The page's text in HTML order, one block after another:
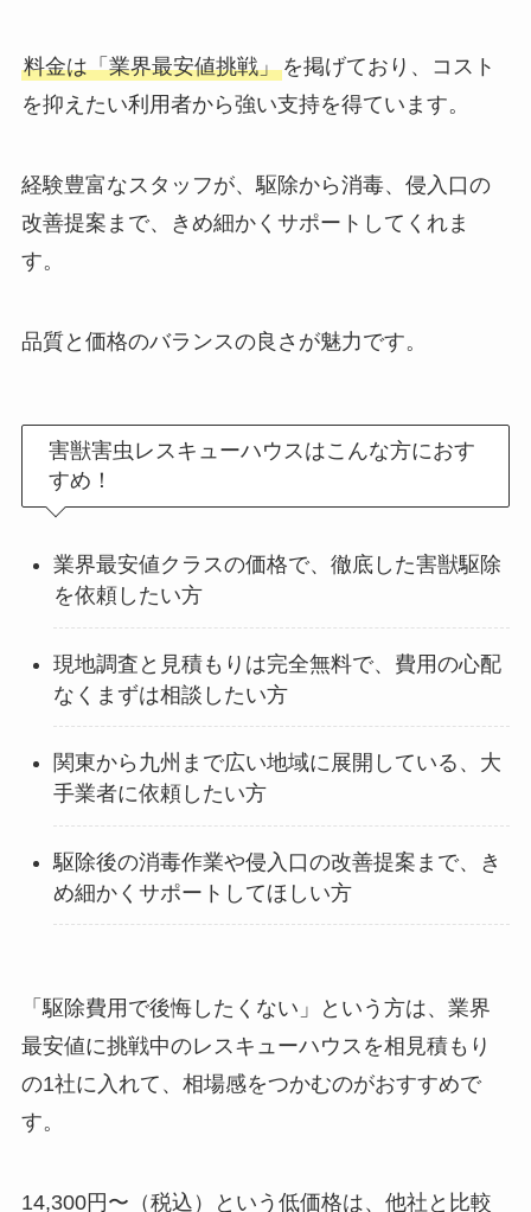
料金は「業界最安値挑戦」を掲げており、コスト
を抑えたい利用者から強い支持を得ています。
経験豊富なスタッフが、駆除から消毒、侵入口の
改善提案まで、きめ細かくサポートしてくれま
す。
品質と価格のバランスの良さが魅力です。
害獣害虫レスキューハウスはこんな方におす
すめ！
業界最安値クラスの価格で、徹底した害獣駆除
を依頼したい方
現地調査と見積もりは完全無料で、費用の心配
なくまずは相談したい方
関東から九州まで広い地域に展開している、大
手業者に依頼したい方
駆除後の消毒作業や侵入口の改善提案まで、き
め細かくサポートしてほしい方
「駆除費用で後悔したくない」という方は、業界
最安値に挑戦中のレスキューハウスを相見積もり
の1社に入れて、相場感をつかむのがおすすめで
す。
14,300円〜（税込）という低価格は、他社と比較